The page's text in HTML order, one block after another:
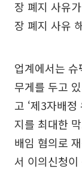
장 폐지 사유
장 폐지 사유
업계에서는
무게를 두고
고 ‘제3자배
지를 최대한
배임 혐의로
서 이의신청